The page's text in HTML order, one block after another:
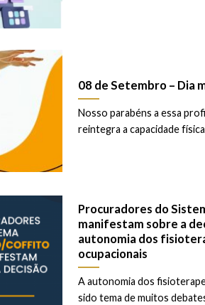
08 de Setembro – Dia
Nosso parabéns a essa
reintegra a capacidade
Procuradores do
manifestam sobre a
autonomia dos
ocupacionais
A autonomia dos
sido tema de muitos